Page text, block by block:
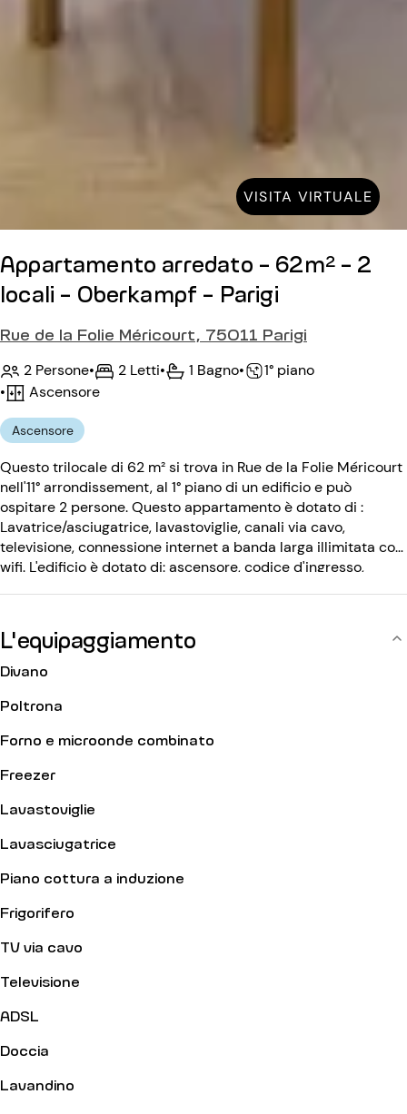
VISITA VIRTUALE
Appartamento arredato - 62m² - 2
locali - Oberkampf - Parigi
Rue de la Folie Méricourt, 75011 Parigi
2 Persone• 2 Letti• 1 Bagno•
1° piano
•
Ascensore
Ascensore
Questo trilocale di 62 m² si trova in Rue de la Folie Méricourt
nell'11° arrondissement, al 1° piano di un edificio e può
ospitare 2 persone. Questo appartamento è dotato di :
Lavatrice/asciugatrice, lavastoviglie, canali via cavo,
televisione, connessione internet a banda larga illimitata con
wifi. L'edificio è dotato di: ascensore, codice d'ingresso,
L'equipaggiamento
Divano
Poltrona
Forno e microonde combinato
Freezer
Lavastoviglie
Lavasciugatrice
Piano cottura a induzione
Frigorifero
TV via cavo
Televisione
ADSL
Doccia
Lavandino